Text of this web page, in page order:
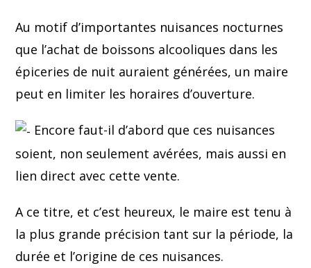
Au motif d’importantes nuisances nocturnes
que l’achat de boissons alcooliques dans les
épiceries de nuit auraient générées, un maire
peut en limiter les horaires d’ouverture.
Encore faut-il d’abord que ces nuisances
soient, non seulement avérées, mais aussi en
lien direct avec cette vente.
A ce titre, et c’est heureux, le maire est tenu à
la plus grande précision tant sur la période, la
durée et l’origine de ces nuisances.